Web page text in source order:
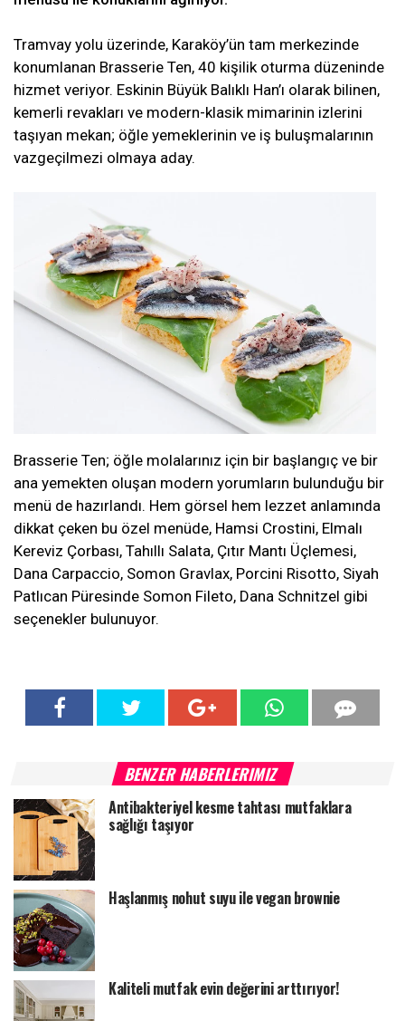
Tramvay yolu üzerinde, Karaköy’ün tam merkezinde
konumlanan Brasserie Ten, 40 kişilik oturma düzeninde
hizmet veriyor. Eskinin Büyük Balıklı Han’ı olarak bilinen,
kemerli revakları ve modern-klasik mimarinin izlerini
taşıyan mekan; öğle yemeklerinin ve iş buluşmalarının
vazgeçilmezi olmaya aday.
Brasserie Ten; öğle molalarınız için bir başlangıç ve bir
ana yemekten oluşan modern yorumların bulunduğu bir
menü de hazırlandı. Hem görsel hem lezzet anlamında
dikkat çeken bu özel menüde, Hamsi Crostini, Elmalı
Kereviz Çorbası, Tahıllı Salata, Çıtır Mantı Üçlemesi,
Dana Carpaccio, Somon Gravlax, Porcini Risotto, Siyah
Patlıcan Püresinde Somon Fileto, Dana Schnitzel gibi
seçenekler bulunuyor.
BENZER HABERLERIMIZ
Antibakteriyel kesme tahtası mutfaklara
sağlığı taşıyor
Haşlanmış nohut suyu ile vegan brownie
Kaliteli mutfak evin değerini arttırıyor!